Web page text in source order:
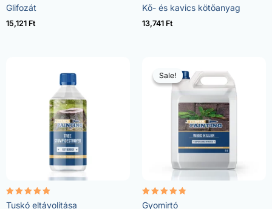
Értékelés:
4.96
/ 5
Glifozát
15,121 Ft
Értékelés:
4.57
/ 5
Kő- és kavics kötőanyag
13,741 Ft
Értékelés:
Tuskó eltávolítása
Sale!
Sale!
Értékelés:
Gyomirtó